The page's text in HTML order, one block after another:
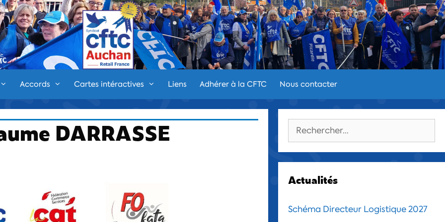
Accords Cartes intéractives Liens Adhérer à la CFTC Nous contacter
DARRASSE Rechercher :
Actualités
Schéma Directeur Logistique 2027